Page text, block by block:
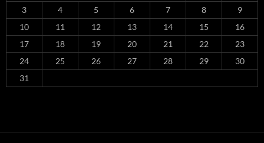
3
4 5 6 7 8
9
10
11 12 13 14 15
16
17
18 19 20 21 22
23
24
25 26 27 28 29
30
31